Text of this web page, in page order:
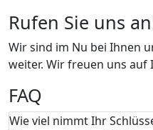
Rufen Sie uns
Wir sind im Nu bei Ihnen
weiter. Wir freuen uns auf
FAQ
Wie viel nimmt Ihr